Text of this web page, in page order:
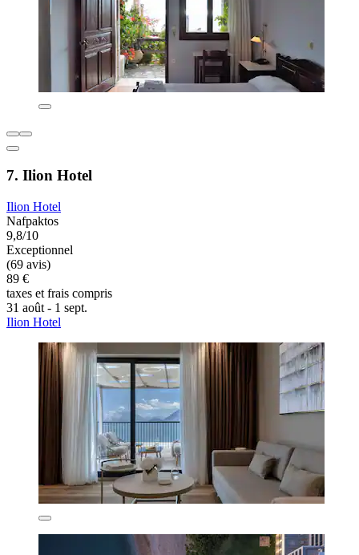
7. Ilion Hotel
Ilion Hotel
Nafpaktos
9,8/10
Exceptionnel
(69 avis)
89 €
taxes et frais compris
31 août - 1 sept.
Ilion Hotel